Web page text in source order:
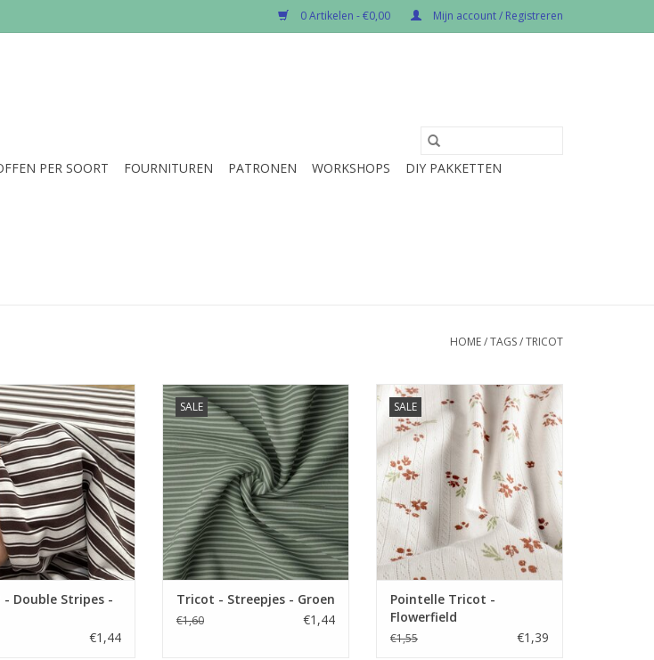
0 Artikelen - €0,00 Mijn account / Registreren
PER SOORT FOURNITUREN PATRONEN WORKSHOPS
DIY PAKKETTEN
HOME/TAGS/TRICOT
Prijs per 10 cm.
tricot met streepjes.
AAN WINKELWAGEN
Double Stripes -
€1,44
SALE
Prijs per 10 cm.
Zachte Tarn dyed tricot met
streepjes. Verkrijgbaar in vele
kleuren.
TOEVOEGEN AAN WINKELWAGEN
Tricot - Streepjes - Groen
€1,60 €1,44
SALE
Prijs per 10 cm.
Zachte ajour tricot met print
TOEVOEGEN AAN WINKELWAGEN
Pointelle Tricot -
Flowerfield
€1,55 €1,39